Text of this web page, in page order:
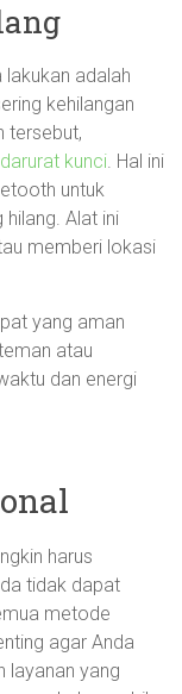
lakukan adalah
kehilangan
tersebut,
kunci. Hal ini
untuk
Alat ini
memberi lokasi
yang aman
atau
dan energi
harus
tidak dapat
metode
agar Anda
layanan yang